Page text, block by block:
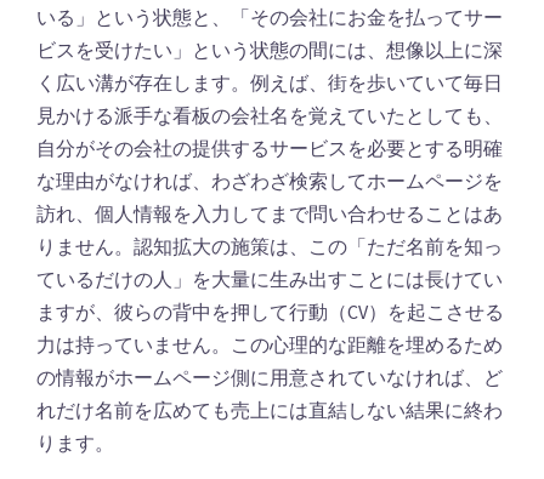
いる」という状態と、「その会社にお金を払ってサー
ビスを受けたい」という状態の間には、想像以上に深
く広い溝が存在します。例えば、街を歩いていて毎日
見かける派手な看板の会社名を覚えていたとしても、
自分がその会社の提供するサービスを必要とする明確
な理由がなければ、わざわざ検索してホームページを
訪れ、個人情報を入力してまで問い合わせることはあ
りません。認知拡大の施策は、この「ただ名前を知っ
ているだけの人」を大量に生み出すことには長けてい
ますが、彼らの背中を押して行動（CV）を起こさせる
力は持っていません。この心理的な距離を埋めるため
の情報がホームページ側に用意されていなければ、ど
れだけ名前を広めても売上には直結しない結果に終わ
ります。